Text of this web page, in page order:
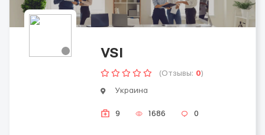
VSI
(Отзывы: 0)
Украина
9 1686 0